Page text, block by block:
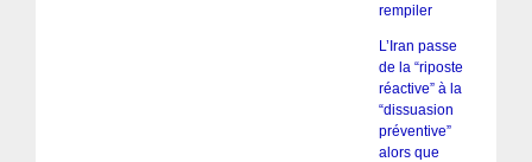
rempiler
L’Iran passe
de la “riposte
réactive” à la
“dissuasion
préventive”
alors que